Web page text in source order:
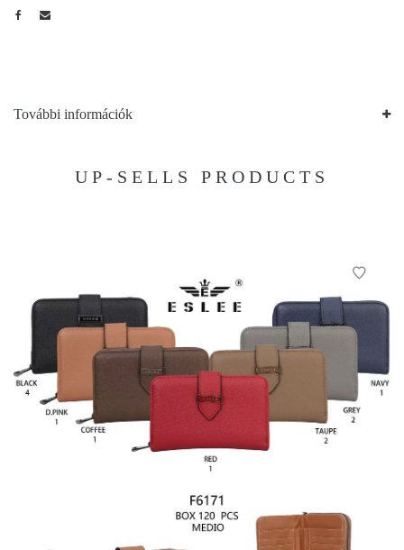
További információk
UP-SELLS PRODUCTS